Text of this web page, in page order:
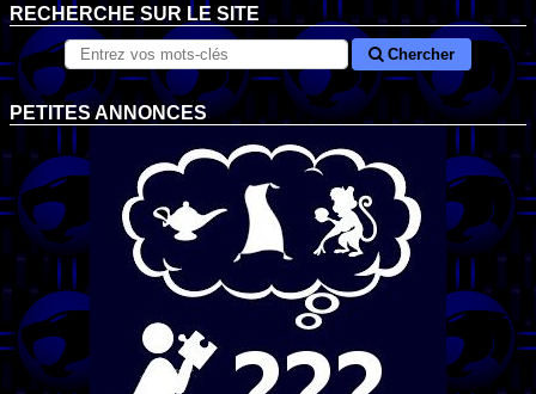
RECHERCHE SUR LE SITE
Chercher
PETITES ANNONCES